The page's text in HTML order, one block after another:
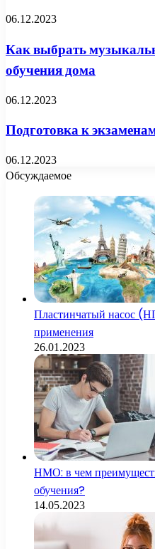
06.12.2023
Как выбрать
обучения дома
06.12.2023
Подготовка к
06.12.2023
Обсуждаемое
Пластинчатый насос
применения
26.01.2023
НМО: в чем
обучения?
14.05.2023